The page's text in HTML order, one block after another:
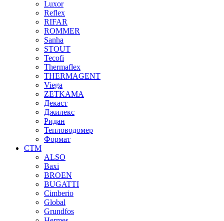
Luxor
Reflex
RIFAR
ROMMER
Sanha
STOUT
Tecofi
Thermaflex
THERMAGENT
Viega
ZETKAMA
Декаст
Джилекс
Ридан
Тепловодомер
Формат
СТМ
ALSO
Baxi
BROEN
BUGATTI
Cimberio
Global
Grundfos